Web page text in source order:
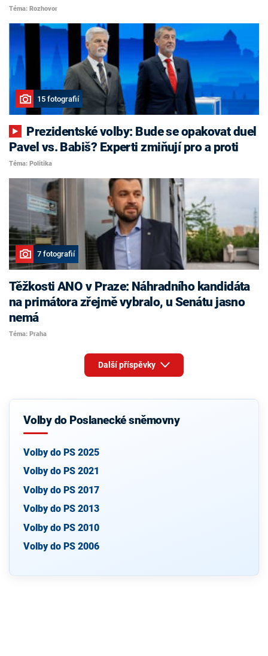
Téma: Rozhovor
15 fotografií
Pavel vs. Babiš? Experti zmiňují pro a proti
Téma: Politika
7 fotografií
Těžkosti ANO v Praze: Náhradního kandidáta
na primátora zřejmě vybralo, u Senátu jasno
nemá
Téma: Praha
Další příspěvky
Volby do Poslanecké sněmovny
Volby do PS 2025
Volby do PS 2021
Volby do PS 2017
Volby do PS 2013
Volby do PS 2010
Volby do PS 2006